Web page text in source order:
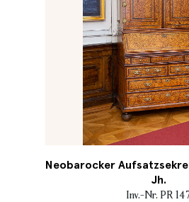
Neobarocker
Jh.
Inv.-Nr. PR